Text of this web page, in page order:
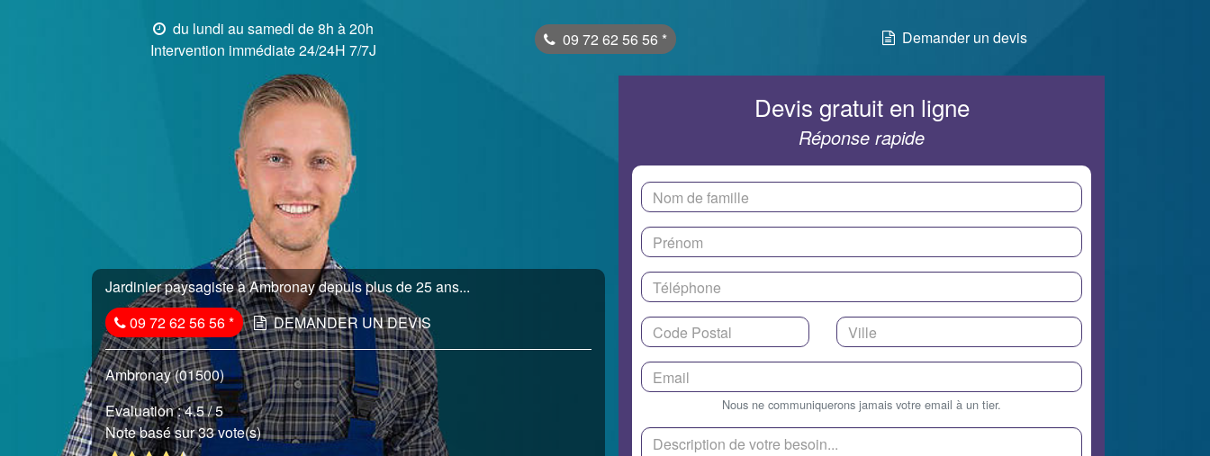
du lundi au samedi de 8h à 20h
Intervention immédiate 24/24H 7/7J
09 72 62 56 56 * Demander un devis
Jardinier paysagiste à Ambronay depuis plus de 25 ans...
09 72 62 56 56* DEMANDER UN DEVIS
Ambronay (01500)
Evaluation :4.5/ 5
Note basé sur 33 vote(s)
Devis gratuit en ligne
Réponse rapide
Nous ne communiquerons jamais votre email à un tier.